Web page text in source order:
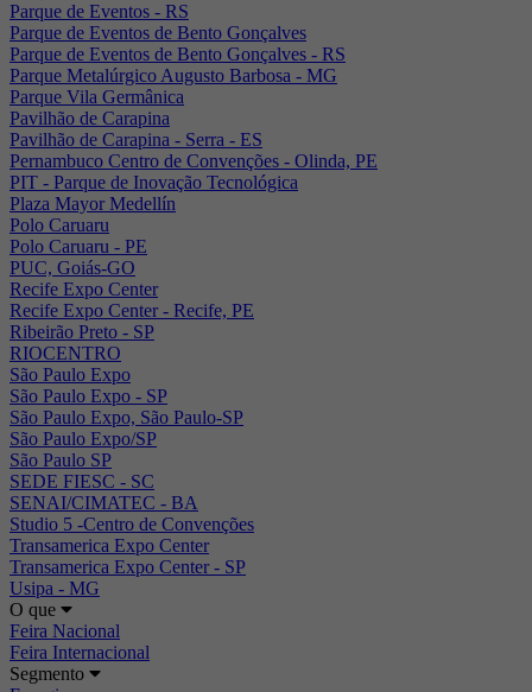
Parque de Eventos - RS
Parque de Eventos de Bento Gonçalves
Parque de Eventos de Bento Gonçalves - RS
Parque Metalúrgico Augusto Barbosa - MG
Parque Vila Germânica
Pavilhão de Carapina
Pavilhão de Carapina - Serra - ES
Pernambuco Centro de Convenções - Olinda, PE
PIT - Parque de Inovação Tecnológica
Plaza Mayor Medellín
Polo Caruaru
Polo Caruaru - PE
PUC, Goiás-GO
Recife Expo Center
Recife Expo Center - Recife, PE
Ribeirão Preto - SP
RIOCENTRO
São Paulo Expo
São Paulo Expo - SP
São Paulo Expo, São Paulo-SP
São Paulo Expo/SP
São Paulo SP
SEDE FIESC - SC
SENAI/CIMATEC - BA
Studio 5 -Centro de Convenções
Transamerica Expo Center
Transamerica Expo Center - SP
Usipa - MG
O que
Feira Nacional
Feira Internacional
Segmento